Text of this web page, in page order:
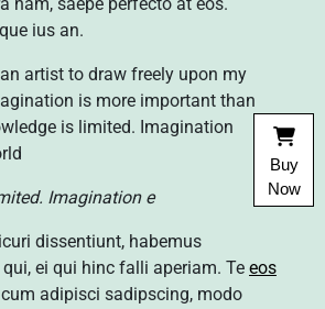
ius an.
an artist to draw freely upon my
is more important than
is limited. Imagination
Imagination e
dissentiunt, habemus
ei qui hinc falli aperiam. Te eos
adipisci sadipscing, modo
Buy
Now